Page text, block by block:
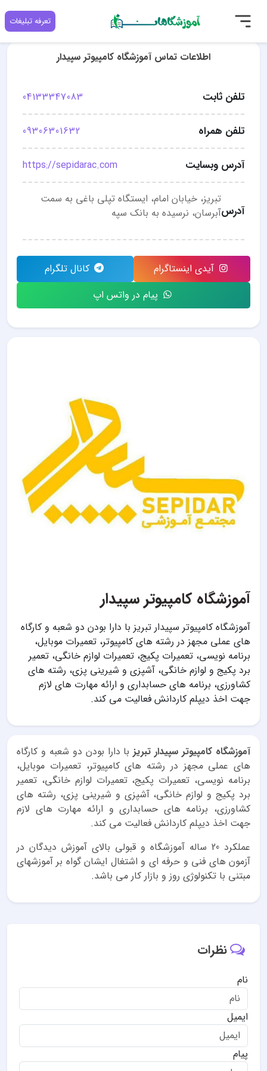
تعرفه تبلیغات
آموزشگاه کامپیوتر سپیدار
آموزشگاه کامپیوتر سپیدار تبریز با دارا بودن دو شعبه و کارگاه
های عملی مجهز در رشته های کامپیوتر، تعمیرات موبایل،
برنامه نویسی، تعمیرات پکیج، تعمیرات لوازم خانگی، تعمیر
برد پکیج و لوازم خانگی، آشپزی و شیرینی پزی، رشته های
کشاورزی، برنامه های حسابداری و ارائه مهارت های لازم
جهت اخذ دیپلم کاردانش فعالیت می کند.
آموزشگاه کامپیوتر سپیدار تبریزبا دارا بودن دو شعبه و کارگاه
های عملی مجهز در رشته های کامپیوتر، تعمیرات موبایل،
برنامه نویسی، تعمیرات پکیج، تعمیرات لوازم خانگی، تعمیر
برد پکیج و لوازم خانگی، آشپزی و شیرینی پزی، رشته های
کشاورزی، برنامه های حسابداری و ارائه مهارت های لازم
جهت اخذ دیپلم کاردانش فعالیت می کند.
عملکرد 20 ساله آموزشگاه و قبولی بالای آموزش دیدگان در
آزمون های فنی و حرفه ای و اشتغال ایشان گواه بر آموزشهای
مبتنی با تکنولوژی روز و بازار کار می باشد.
نظرات
نام
ایمیل
پیام
اطلاعات تماس آموزشگاه کامپیوتر سپیدار
تلفن ثابت 04133347083
تلفن همراه 09306301632
آدرس وبسایت https://sepidarac.com
آدرس
تبریز، خیابان امام، ایستگاه تپلی باغی به سمت
آبرسان، نرسیده به بانک سپه
آیدی اینستاگرام
کانال تلگرام
پیام در واتس اپ